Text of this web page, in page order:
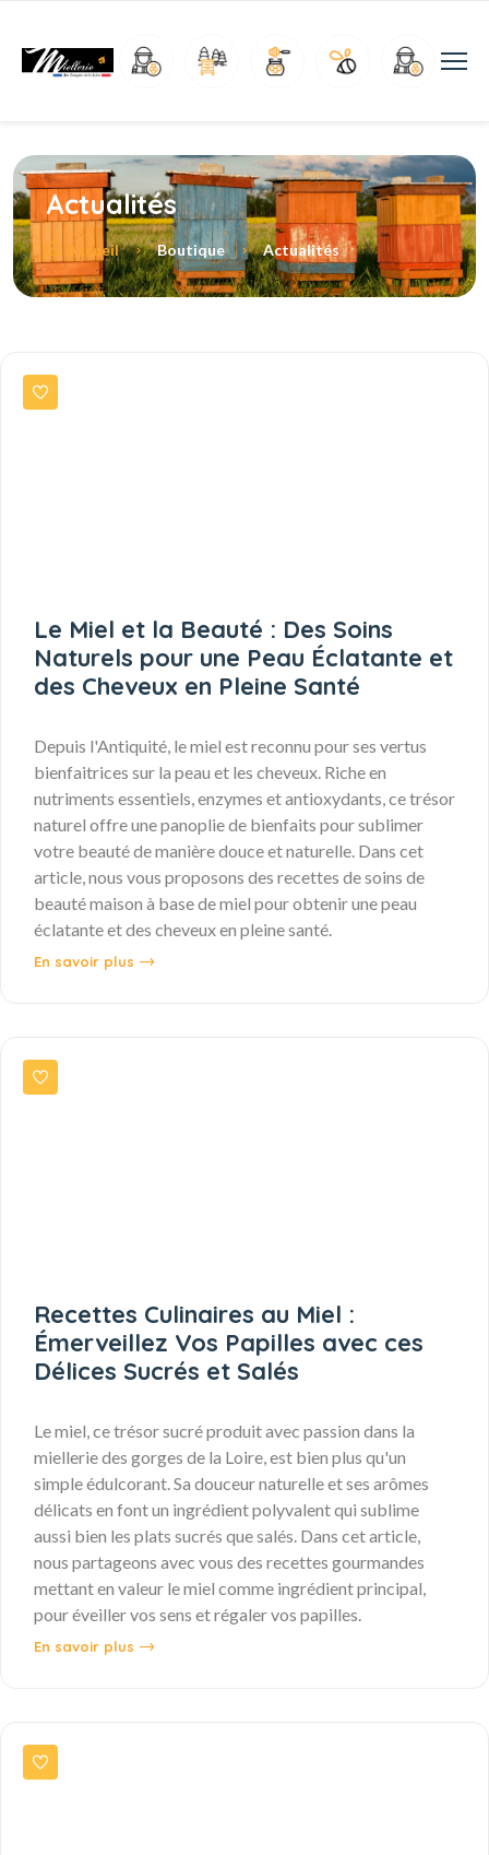
Actualités
Accueil Boutique Actualités
Le Miel et la Beauté : Des Soins
Naturels pour une Peau Éclatante et
des Cheveux en Pleine Santé
Depuis l'Antiquité, le miel est reconnu pour ses vertus
bienfaitrices sur la peau et les cheveux. Riche en
nutriments essentiels, enzymes et antioxydants, ce trésor
naturel offre une panoplie de bienfaits pour sublimer
votre beauté de manière douce et naturelle. Dans cet
article, nous vous proposons des recettes de soins de
beauté maison à base de miel pour obtenir une peau
éclatante et des cheveux en pleine santé.
En savoir plus
Recettes Culinaires au Miel :
Émerveillez Vos Papilles avec ces
Délices Sucrés et Salés
Le miel, ce trésor sucré produit avec passion dans la
miellerie des gorges de la Loire, est bien plus qu'un
simple édulcorant. Sa douceur naturelle et ses arômes
délicats en font un ingrédient polyvalent qui sublime
aussi bien les plats sucrés que salés. Dans cet article,
nous partageons avec vous des recettes gourmandes
mettant en valeur le miel comme ingrédient principal,
pour éveiller vos sens et régaler vos papilles.
En savoir plus